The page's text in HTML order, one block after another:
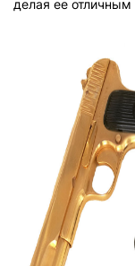
делая ее